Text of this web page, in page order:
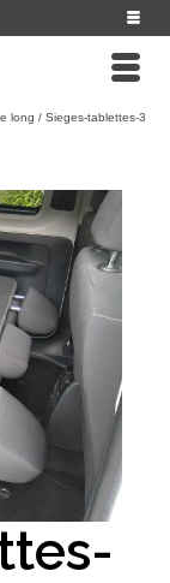
long / Sieges-tablettes-3